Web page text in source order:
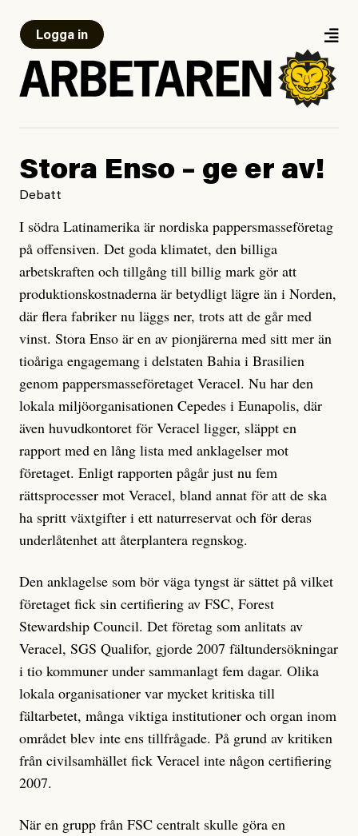
Logga in
Stora Enso – ge er av!
Debatt
I södra Latinamerika är nordiska pappersmasseföretag
på offensiven. Det goda klimatet, den billiga
arbetskraften och tillgång till billig mark gör att
produktionskostnaderna är betydligt lägre än i Norden,
där flera fabriker nu läggs ner, trots att de går med
vinst. Stora Enso är en av pionjärerna med sitt mer än
tioåriga engagemang i delstaten Bahia i Brasilien
genom pappersmasseföretaget Veracel. Nu har den
lokala miljöorganisationen Cepedes i Eunapolis, där
även huvudkontoret för Veracel ligger, släppt en
rapport med en lång lista med anklagelser mot
företaget. Enligt rapporten pågår just nu fem
rättsprocesser mot Veracel, bland annat för att de ska
ha spritt växtgifter i ett naturreservat och för deras
underlåtenhet att återplantera regnskog.
Den anklagelse som bör väga tyngst är sättet på vilket
företaget fick sin certifiering av FSC, Forest
Stewardship Council. Det företag som anlitats av
Veracel, SGS Qualifor, gjorde 2007 fältundersökningar
i tio kommuner under sammanlagt fem dagar. Olika
lokala organisationer var mycket kritiska till
fältarbetet, många viktiga institutioner och organ inom
området blev inte ens tillfrågade. På grund av kritiken
från civilsamhället fick Veracel inte någon certifiering
2007.
När en grupp från FSC centralt skulle göra en